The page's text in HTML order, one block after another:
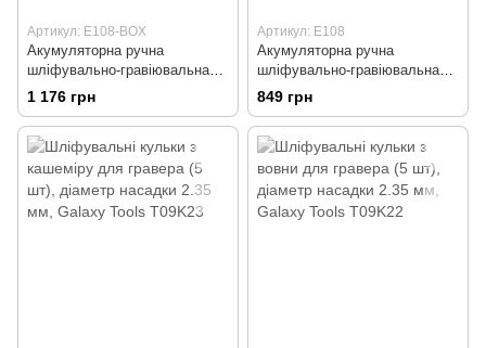
Артикул: E108-BOX
Акумуляторна ручна
шліфувально-гравіювальна
машина (бормашина) E-108 з
набором аксесуарів
1 176 грн
Артикул: E108
Акумуляторна ручна
шліфувально-гравіювальна
машина (бормашина) E-108
849 грн